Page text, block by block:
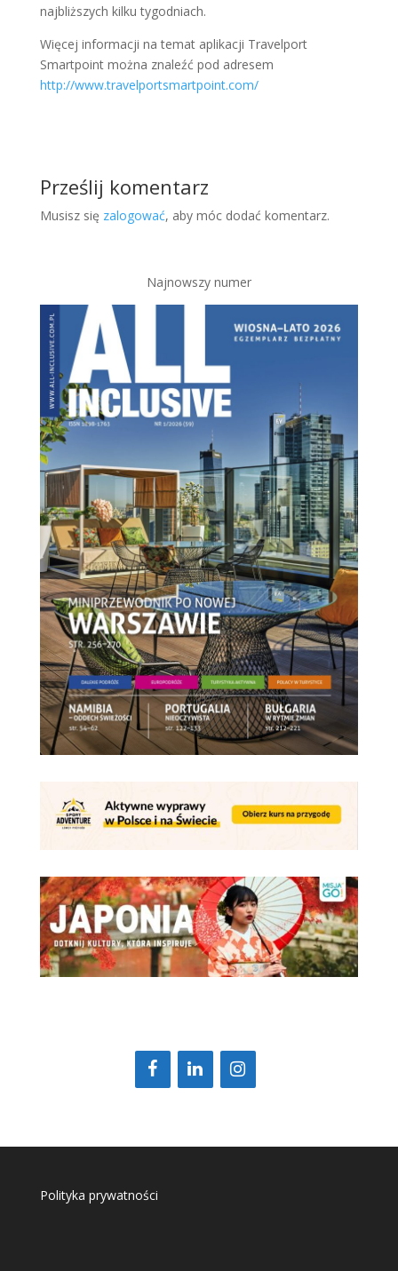
najbliższych kilku tygodniach.
Więcej informacji na temat aplikacji Travelport
Smartpoint można znaleźć pod adresem
http://www.travelportsmartpoint.com/
Prześlij komentarz
Musisz się zalogować, aby móc dodać komentarz.
Najnowszy numer
Polityka prywatności